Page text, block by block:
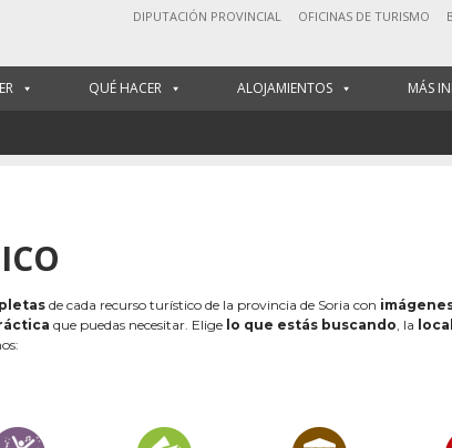
DIPUTACIÓN PROVINCIAL OFICINAS DE TURISMO
QUÉ HACER ALOJAMIENTOS MÁS
de cada recurso turístico de la provincia de Soria con
que puedas necesitar. Elige lo que estás buscando, la